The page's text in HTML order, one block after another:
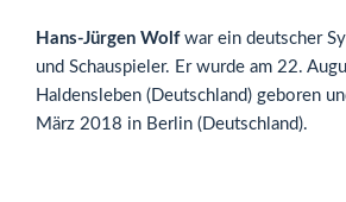
Hans-Jürgen Wolfwar ein deutscher
und Schauspieler. Er wurde am 22.
Haldensleben (Deutschland) geboren
März 2018 in Berlin (Deutschland).